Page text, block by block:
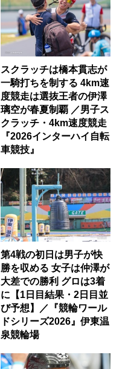
スクラッチは橋本貫志が
一騎打ちを制する 4km速
度競走は選抜王者の伊澤
璃空が春夏制覇 ／男子ス
クラッチ・4km速度競走
『2026インターハイ自転
車競技』
第4戦の初日は男子が快
勝を収める 女子は仲澤が
大差での勝利 グロは3着
に【1日目結果・2日目並
び予想】／『競輪ワール
ドシリーズ2026』伊東温
泉競輪場